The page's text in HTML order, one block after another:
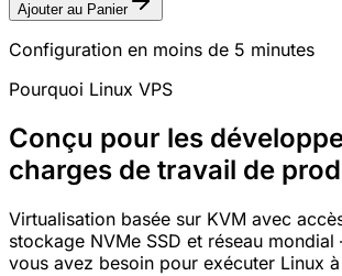
Ajouter au Panier
Configuration en moins de 5 minutes
Pourquoi Linux VPS
Conçu pour les
charges de travail de
Virtualisation basée sur KVM avec
stockage NVMe SSD et réseau
vous avez besoin pour exécuter Linux